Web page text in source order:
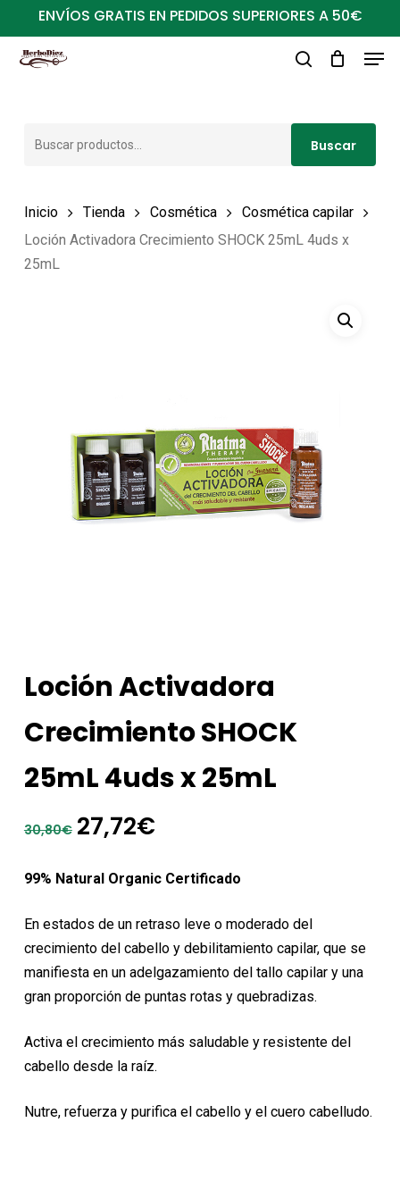
al
contenido
ENVÍOS GRATIS EN PEDIDOS SUPERIORES A 50€
Buscar
Inicio Tienda Cosmética
Cosmética capilar
Loción Activadora Crecimiento SHOCK 25mL 4uds x
25mL
Loción Activadora
Crecimiento SHOCK
25mL 4uds x 25mL
30,80€ El
original
30,80€.
27,72€El
actual
27,72€.
99% Natural Organic Certificado
En estados de un retraso leve o moderado del
crecimiento del cabello y debilitamiento capilar, que se
manifiesta en un adelgazamiento del tallo capilar y una
gran proporción de puntas rotas y quebradizas.
Activa el crecimiento más saludable y resistente del
cabello desde la raíz.
Nutre, refuerza y purifica el cabello y el cuero cabelludo.
Close